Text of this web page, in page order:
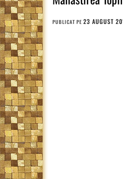
PUBLICAT PE 23 AUGUST